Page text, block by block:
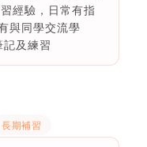
經驗，日常有指
與同學交流學
及練習
長期補習